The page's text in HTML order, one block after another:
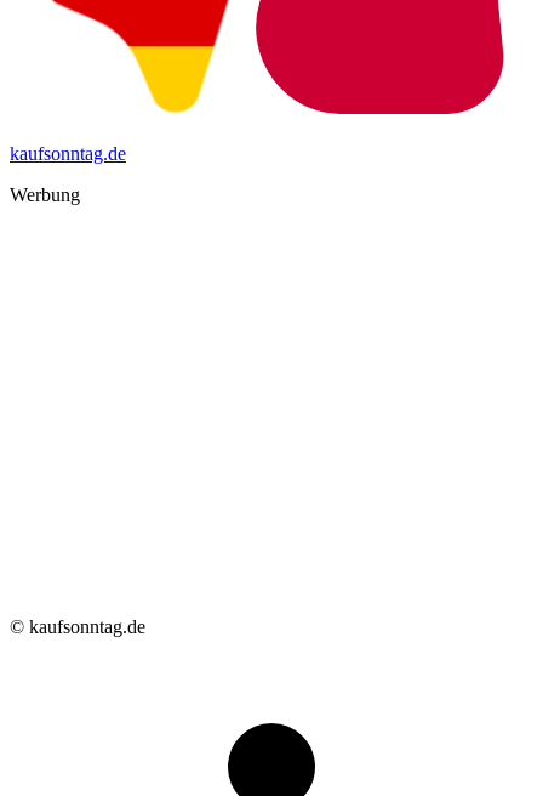
kaufsonntag.de
Werbung
© kaufsonntag.de